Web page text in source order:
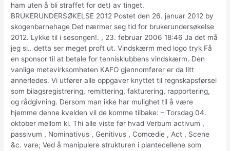
ham uten å bli straffet for det) av tinget.
BRUKERUNDERSØKELSE 2012 Postet den 26. januar 2012 by
skogenbarnehage Det nærmer seg tid for brukerundersøkelse
2012. Lykke til i sesongen!. , 23. februar 2006 18:46 Ja det må
jeg si.. detta ser meget proft ut. Vindskærm med logo tryk Få
en sponsor til at betale for tennisklubbens vindskærm. Den
vanlige møtevirksomheten KAFO gjennomfører er da litt
annerledes. Vi utfører alle oppgaver knyttet til regnskapsførsel
som bilagsregistrering, remittering, fakturering, rapportering,
og rådgivning. Dersom man ikke har mulighet til å være
hjemme denne kvelden vil de komme tilbake: – Torsdag 04.
oktober mellom kl. Thi alle viste før hvad Verbum activum ,
passivum , Nominativus , Genitivus , Comœdie , Act , Scene
&c. vare; Ved å manipulere strukturen i plantecellene som